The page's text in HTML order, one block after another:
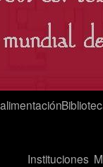
Instituciones